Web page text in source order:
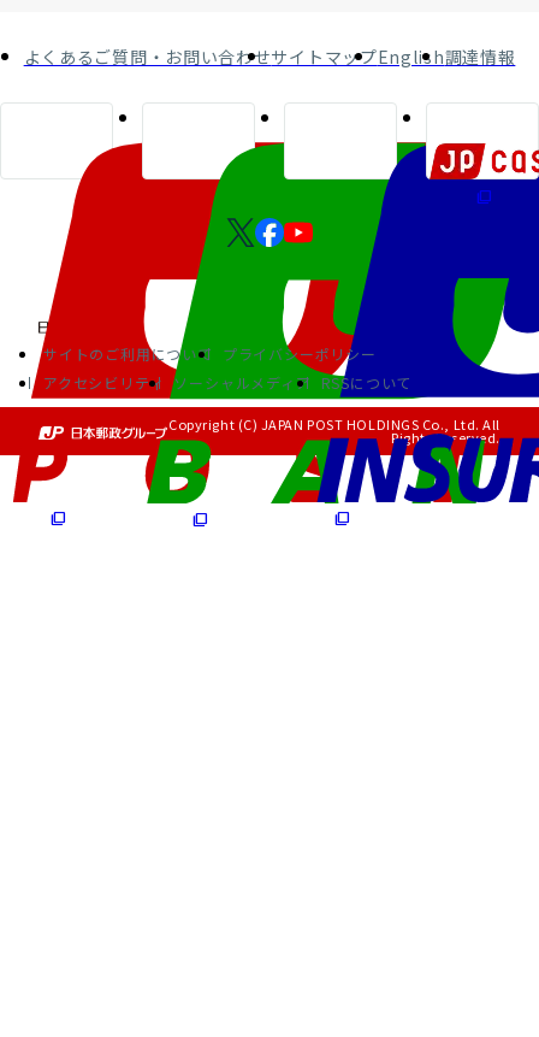
よくあるご質問・お問い合わせサイトマップEnglish調達情報
サイトのご利用について
プライバシーポリシー
アクセシビリティ
ソーシャルメディア RSSについて
Copyright (C) JAPAN POST HOLDINGS Co., Ltd. All
Rights Reserved.